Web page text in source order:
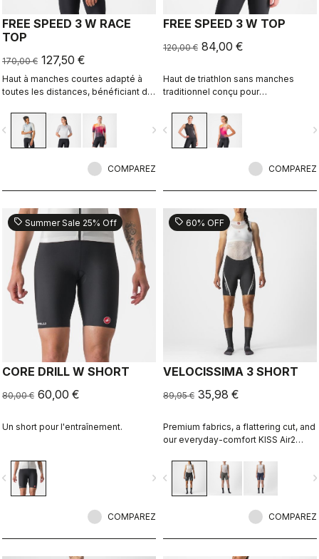
FREE SPEED 3 W RACE
TOP
170,00 € 127,50 €
Haut à manches courtes adapté à
toutes les distances, bénéficiant de
combinaison Free Sanremo 3 W
Short Sleeve Suit.
navigate_next
COMPAREZ
FREE SPEED 3 W TOP
120,00 € 84,00 €
Haut de triathlon sans manches
traditionnel conçu pour
navigate_before
COMPAREZ
sell Summer Sale 25% Off
CORE DRILL W SHORT
80,00 € 60,00 €
Un short pour l'entraînement.
navigate_next
COMPAREZ
sell 60% OFF
VELOCISSIMA 3 SHORT
89,95 € 35,98 €
Premium fabrics, a flattering cut, and
our everyday-comfort KISS Air2
for everything but the longest rides.
navigate_before
COMPAREZ